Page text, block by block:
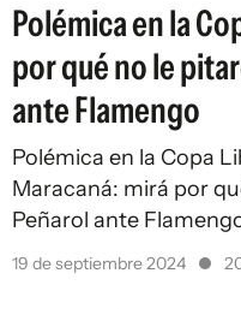
Polémica en la
por qué no le
ante Flamengo
Polémica en la Copa
Maracaná: mirá por
Peñarol ante
19 de septiembre 2024